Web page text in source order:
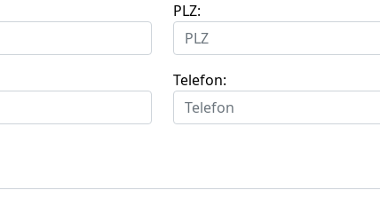
PLZ:
Telefon: